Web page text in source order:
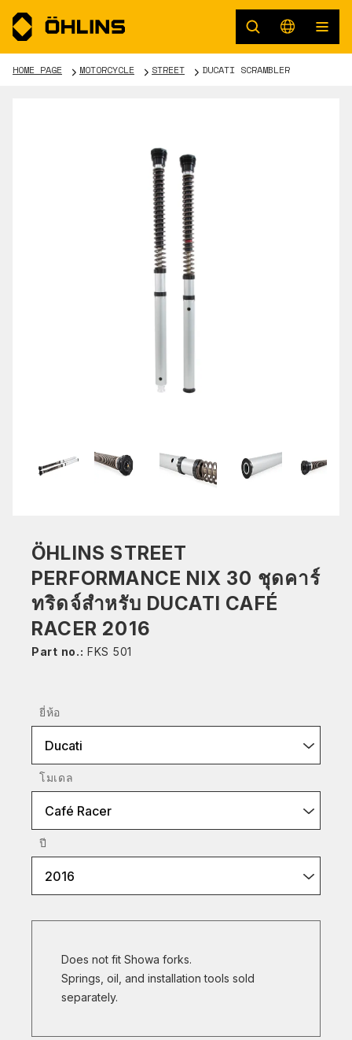
HOME PAGE MOTORCYCLE STREET DUCATI SCRAMBLER
ÖHLINS STREET
PERFORMANCE NIX 30 ชุดคาร์
ทริดจ์สำหรับ DUCATI CAFÉ
RACER 2016
Part no.: FKS 501
ยี่ห้อ
Ducati
โมเดล
Café Racer
ปี
2016
Does not fit Showa forks.
Springs, oil, and installation tools sold
separately.